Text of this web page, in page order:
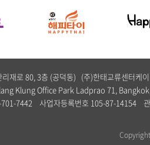
재로 80, 3층 (공덕동) (주)한태교류센터케
Klung Office Park Ladprao 71,
7442 사업자등록번호 105-87-14154